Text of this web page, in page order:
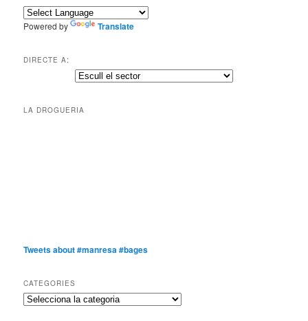
Powered by Translate
DIRECTE A:
LA DROGUERIA
Tweets about #manresa #bages
CATEGORIES
Categories